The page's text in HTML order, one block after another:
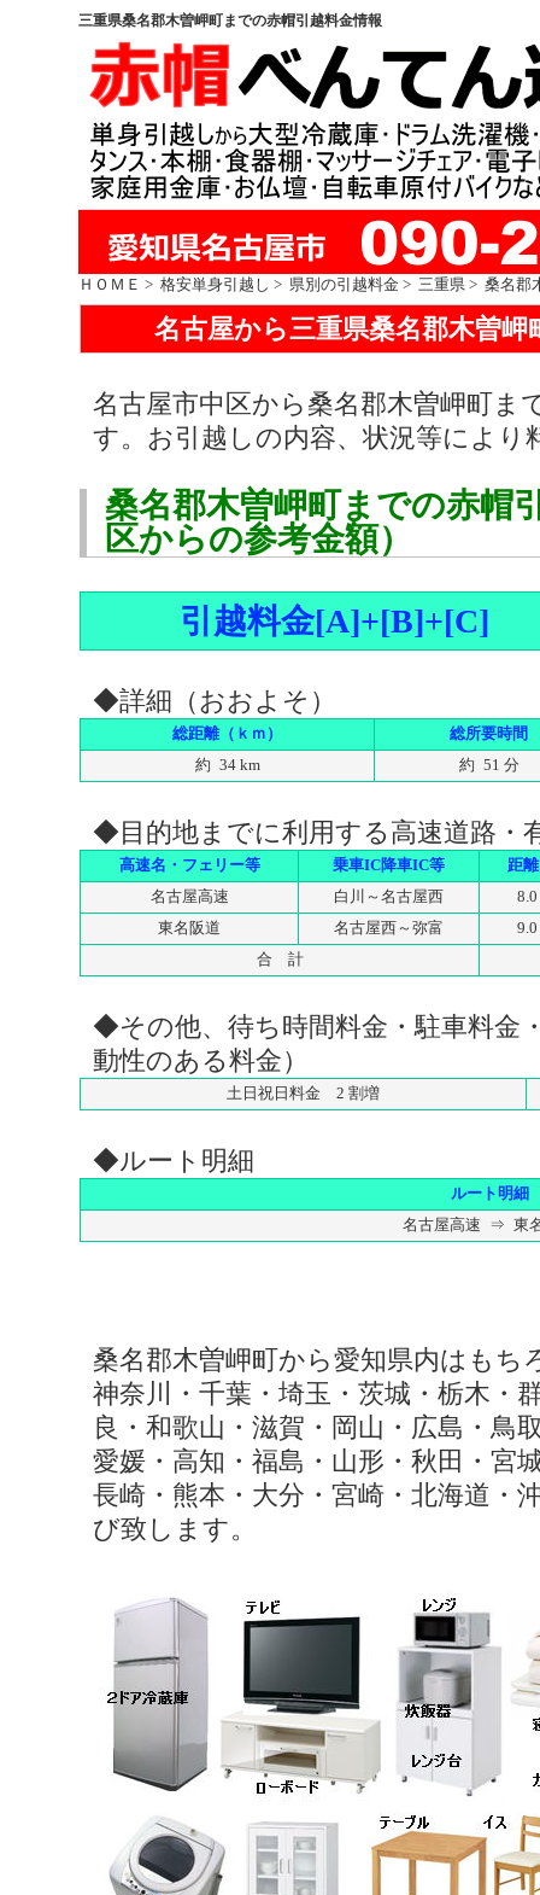
三重県桑名郡木曽岬町までの赤帽引越料金情報
ＨＯＭＥ > 格安単身引越し > 県別の引越料金 > 三重県 > 桑名郡
名古屋から三重県桑名郡木曽
名古屋市中区から桑名郡木曽岬町ま
す。お引越しの内容、状況等により
桑名郡木曽岬町までの赤帽
区からの参考金額）
引越料金[A]+[B]+[C]
◆詳細（おおよそ）
総距離（ｋｍ）
総所要時間
約 34 km
約 51 分
◆目的地までに利用する高速道路・
高速名・フェリー等 乗車IC降車IC等
距
名古屋高速
白川～名古屋西
東名阪道
名古屋西～弥富
合 計
◆その他、待ち時間料金・駐車料金
動性のある料金）
土日祝日料金 2 割増
◆ルート明細
ルート明細
名古屋高速 ⇒ 東
桑名郡木曽岬町から愛知県内はもち
神奈川・千葉・埼玉・茨城・栃木・
良・和歌山・滋賀・岡山・広島・鳥
愛媛・高知・福島・山形・秋田・宮
長崎・熊本・大分・宮崎・北海道・
び致します。